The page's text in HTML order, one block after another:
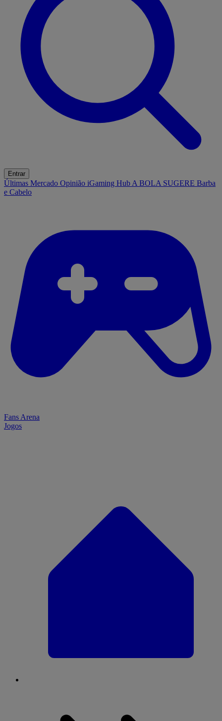
Entrar
Últimas Mercado Opinião iGaming Hub A BOLA SUGERE Barba
e Cabelo
Fans Arena
Jogos